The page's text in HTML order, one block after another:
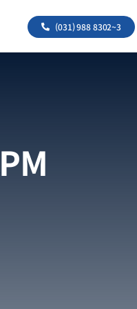
(031) 988 8302~3